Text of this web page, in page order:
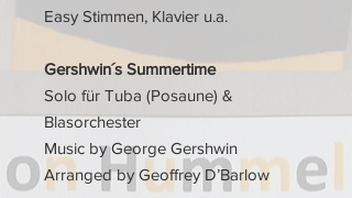
Easy Stimmen, Klavier u.a.
Gershwin´s Summertime
Solo für Tuba (Posaune) &
Blasorchester
Music by George Gershwin
Arranged by Geoffrey D’Barlow